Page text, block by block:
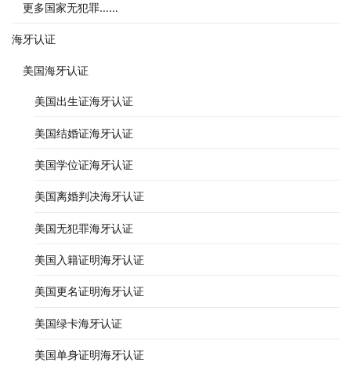
更多国家无犯罪……
海牙认证
美国海牙认证
美国出生证海牙认证
美国结婚证海牙认证
美国学位证海牙认证
美国离婚判决海牙认证
美国无犯罪海牙认证
美国入籍证明海牙认证
美国更名证明海牙认证
美国绿卡海牙认证
美国单身证明海牙认证